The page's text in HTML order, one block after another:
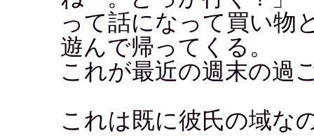
って話になって買い物
遊んで帰ってくる。
これが最近の週末の過
これは既に彼氏の域な